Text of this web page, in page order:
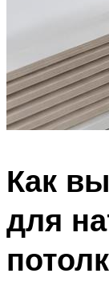
Как
для